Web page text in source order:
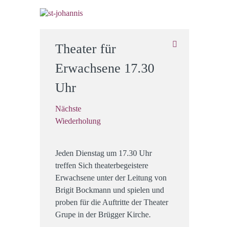
Theater für
Erwachsene 17.30
Uhr
Nächste
Wiederholung
Jeden Dienstag um 17.30 Uhr
treffen Sich theaterbegeistere
Erwachsene unter der Leitung von
Brigit Bockmann und spielen und
proben für die Auftritte der Theater
Grupe in der Brügger Kirche.